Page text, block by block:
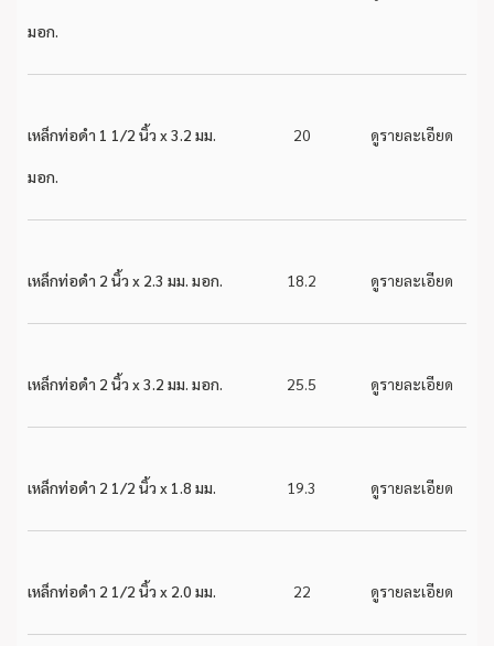
มอก.
เหล็กท่อดำ 1 1/2 นิ้ว x 3.2 มม.
มอก.
20 ดูรายละเอียด
เหล็กท่อดำ 2 นิ้ว x 2.3 มม. มอก. 18.2 ดูรายละเอียด
เหล็กท่อดำ 2 นิ้ว x 3.2 มม. มอก. 25.5 ดูรายละเอียด
เหล็กท่อดำ 2 1/2 นิ้ว x 1.8 มม. 19.3 ดูรายละเอียด
เหล็กท่อดำ 2 1/2 นิ้ว x 2.0 มม. 22 ดูรายละเอียด